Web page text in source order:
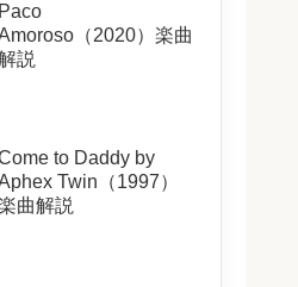
Paco
（2020）楽曲
説
to Daddy by
Twin（1997）
曲解説